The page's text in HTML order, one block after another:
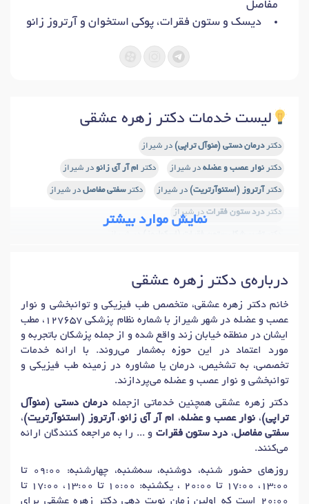
مفاصل
دیسک و ستون فقرات، پوکی استخوان و آرتروز زانو
لیست خدمات دکتر زهره عشقی
دکتردرمان دستی (منوآل تراپی) در شیراز
دکتر نوار عصب و عضله در شیراز دکتر ام آر آی زانو در شیراز
دکتر آرتروز (استئوآرتریت) در شیراز دکترسفتی مفاصل در شیراز
دکتردرد ستون فقرات در شیراز
دکترجراحی استخوان و مفاصل کودکان (ارتوپدی کودکان)
دکتر استخوان و مفاصلدر شیراز دکتر دیسک کمر در شیراز
دکتر زانو درددر شیراز دکتر آرتروز دستدر شیراز
آرتروز آرنج در شیراز دکترالتهاب مفاصل در شیراز
دکترجراحی دیسک و ستون فقرات در شیراز
دکتر لیزر دیسک کمر و گردن در شیراز
دکترمشکلات مادرزادی ستون فقراتدر شیراز
نمایش موارد بیشتر
درباره‌ی دکتر زهره عشقی
خانم دکتر زهره عشقی، متخصص طب فیزیکی و توانبخشی و نوار
عصب و عضله در شهر شیراز با شماره نظام پزشکی 127657، مطب
ایشان در منطقه خیابان زند واقع شده و از جمله پزشکان باتجربه و
مورد اعتماد در این حوزه به‌شمار می‌روند. با ارائه خدمات
تخصصی، به تشخیص، درمان یا مشاوره در زمینه طب فیزیکی و
توانبخشی و نوار عصب و عضله می‌پردازند.
دکتر زهره عشقی همچنین خدماتی ازجمله درمان دستی (منوآل
تراپی)، نوار عصب و عضله، ام آر آی زانو، آرتروز (استئوآرتریت)،
سفتی مفاصل، درد ستون فقرات و ... را به مراجعه کنندگان ارائه
می‌کنند.
روزهای حضور شنبه، دوشنبه، سه‌شنبه، چهارشنبه: 09:00 تا
13:00، 17:00 تا 20:00 ، یکشنبه: 10:00 تا 13:00، 17:00 تا
20:00 است که اولین زمان نوبت دهی دکتر زهره عشقی برای